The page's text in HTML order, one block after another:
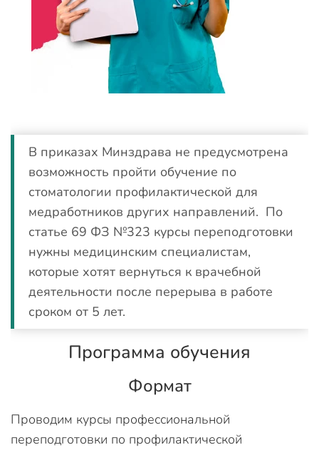
В приказах Минздрава не предусмотрена
возможность пройти обучение по
стоматологии профилактической для
медработников других направлений. По
статье 69 ФЗ №323 курсы переподготовки
нужны медицинским специалистам,
которые хотят вернуться к врачебной
деятельности после перерыва в работе
сроком от 5 лет.
Программа обучения
Формат
Проводим курсы профессиональной
переподготовки по профилактической